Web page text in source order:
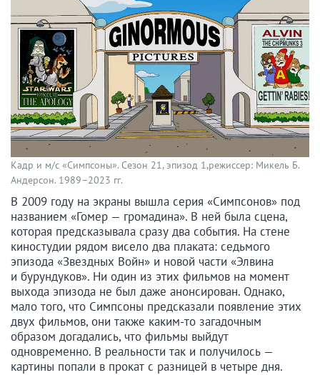
Кадр и м/с «Симпсоны». Сезон 21, эпизод 1,режиссер: Микель Б.
Андерсон. 1989–2023 гг.
В 2009 году на экраны вышла серия «Симпсонов» под
названием «Гомер — громадина». В ней была сцена,
которая предсказывала сразу два события. На стене
киностудии рядом висело два плаката: седьмого
эпизода «Звездных Войн» и новой части «Элвина
и бурундуков». Ни один из этих фильмов на момент
выхода эпизода не был даже анонсирован. Однако,
мало того, что Симпсоны предсказали появление этих
двух фильмов, они также каким-то загадочным
образом догадались, что фильмы выйдут
одновременно. В реальности так и получилось —
картины попали в прокат с разницей в четыре дня.